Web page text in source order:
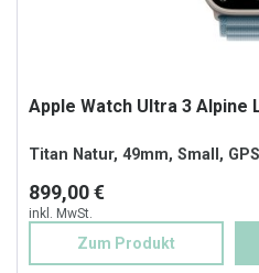
Apple Watch Ultra 3 Alpine
Titan Natur, 49mm, Small,
899,00 €
inkl. MwSt.
Zum Produkt